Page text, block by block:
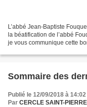
L’abbé Jean-Baptiste
la béatification de l’abbé
je vous communique cette
Sommaire des
Publié le 12/09/2018 à 14:02
Par CERCLE SAINT-PIERRE